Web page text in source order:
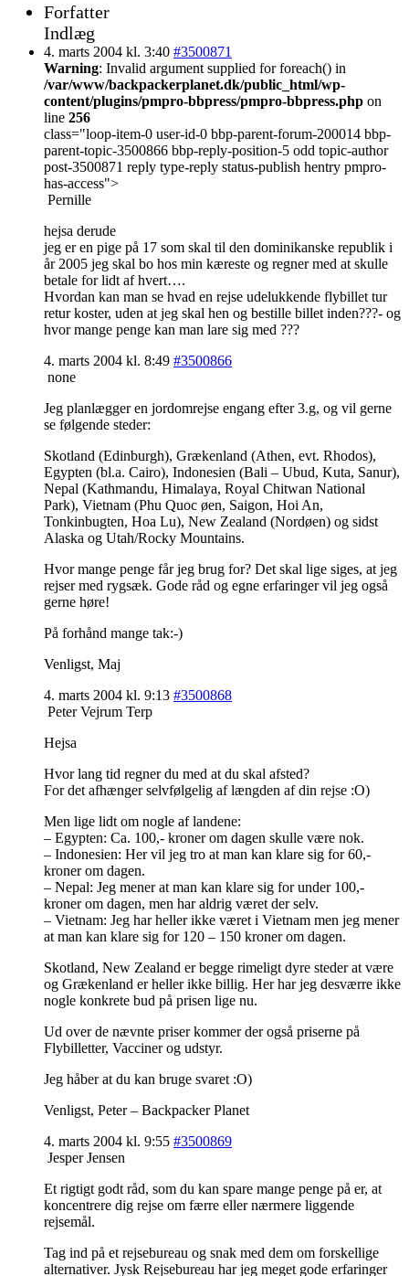
Forfatter
Indlæg
4. marts 2004 kl. 3:40 #3500871
Warning: Invalid argument supplied for foreach() in
/var/www/backpackerplanet.dk/public_html/wp-
content/plugins/pmpro-bbpress/pmpro-bbpress.php on
line 256
class="loop-item-0 user-id-0 bbp-parent-forum-200014 bbp-
parent-topic-3500866 bbp-reply-position-5 odd topic-author
post-3500871 reply type-reply status-publish hentry pmpro-
has-access">
Pernille
hejsa derude
jeg er en pige på 17 som skal til den dominikanske republik i
år 2005 jeg skal bo hos min kæreste og regner med at skulle
betale for lidt af hvert….
Hvordan kan man se hvad en rejse udelukkende flybillet tur
retur koster, uden at jeg skal hen og bestille billet inden???- og
hvor mange penge kan man lare sig med ???
4. marts 2004 kl. 8:49 #3500866
none
Jeg planlægger en jordomrejse engang efter 3.g, og vil gerne
se følgende steder:
Skotland (Edinburgh), Grækenland (Athen, evt. Rhodos),
Egypten (bl.a. Cairo), Indonesien (Bali – Ubud, Kuta, Sanur),
Nepal (Kathmandu, Himalaya, Royal Chitwan National
Park), Vietnam (Phu Quoc øen, Saigon, Hoi An,
Tonkinbugten, Hoa Lu), New Zealand (Nordøen) og sidst
Alaska og Utah/Rocky Mountains.
Hvor mange penge får jeg brug for? Det skal lige siges, at jeg
rejser med rygsæk. Gode råd og egne erfaringer vil jeg også
gerne høre!
På forhånd mange tak:-)
Venligst, Maj
4. marts 2004 kl. 9:13 #3500868
Peter Vejrum Terp
Hejsa
Hvor lang tid regner du med at du skal afsted?
For det afhænger selvfølgelig af længden af din rejse :O)
Men lige lidt om nogle af landene:
– Egypten: Ca. 100,- kroner om dagen skulle være nok.
– Indonesien: Her vil jeg tro at man kan klare sig for 60,-
kroner om dagen.
– Nepal: Jeg mener at man kan klare sig for under 100,-
kroner om dagen, men har aldrig været der selv.
– Vietnam: Jeg har heller ikke været i Vietnam men jeg mener
at man kan klare sig for 120 – 150 kroner om dagen.
Skotland, New Zealand er begge rimeligt dyre steder at være
og Grækenland er heller ikke billig. Her har jeg desværre ikke
nogle konkrete bud på prisen lige nu.
Ud over de nævnte priser kommer der også priserne på
Flybilletter, Vacciner og udstyr.
Jeg håber at du kan bruge svaret :O)
Venligst, Peter – Backpacker Planet
4. marts 2004 kl. 9:55 #3500869
Jesper Jensen
Et rigtigt godt råd, som du kan spare mange penge på er, at
koncentrere dig rejse om færre eller nærmere liggende
rejsemål.
Tag ind på et rejsebureau og snak med dem om forskellige
alternativer. Jysk Rejsebureau har jeg meget gode erfaringer